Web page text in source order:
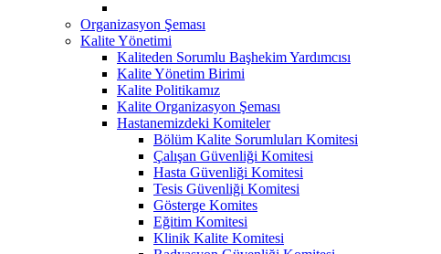
Organizasyon Şeması
Kalite Yönetimi
Kaliteden Sorumlu Başhekim Yardımcısı
Kalite Yönetim Birimi
Kalite Politikamız
Kalite Organizasyon Şeması
Hastanemizdeki Komiteler
Bölüm Kalite Sorumluları Komitesi
Çalışan Güvenliği Komitesi
Hasta Güvenliği Komitesi
Tesis Güvenliği Komitesi
Gösterge Komites
Eğitim Komitesi
Klinik Kalite Komitesi